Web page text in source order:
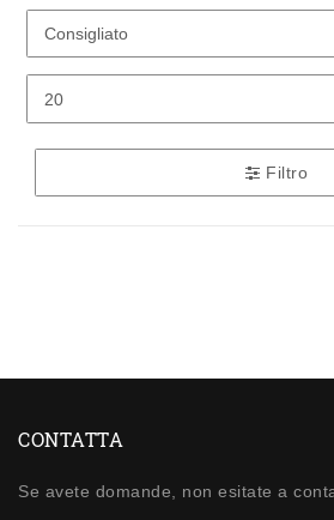
Filtro
CONTATTA
Se avete domande, non esitate a